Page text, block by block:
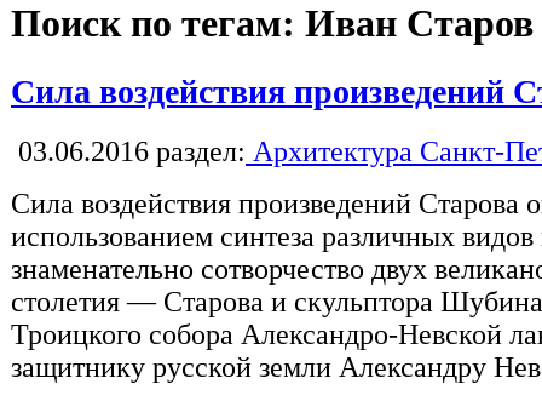
Поиск по тегам: Иван Старов
Сила воздействия произведений
03.06.2016 раздел: Архитектура Санкт-
Сила воздействия произведений Старова
использованием синтеза различных
знаменательно сотворчество двух
столетия — Старова и скульптора
Троицкого собора Александро-Невской
защитнику русской земли Александру